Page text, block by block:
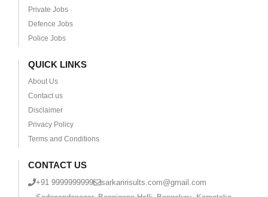
Private Jobs
Defence Jobs
Police Jobs
QUICK LINKS
About Us
Contact us
Disclaimer
Privacy Policy
Terms and Conditions
CONTACT US
+91 9999999999
sarkaririsults.com@gmail.com